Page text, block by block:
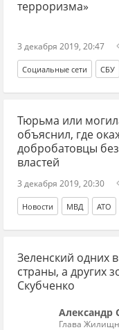
терроризма»
3 декабря 2019, 20:47
Социальные сети СБУ
Верховная Рада
Тюрьма или
объяснил, где
добробатовцы
властей
3 декабря 2019, 20:30
Новости МВД АТО
ветераны
Зеленский одних
страны, а других
Скубченко
Глава